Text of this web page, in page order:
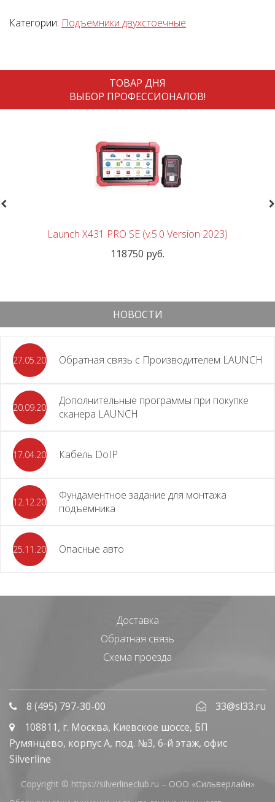
Категории: Подъемники двухстоечные
ТОВАР ДНЯ
ВЫБОР ПРОФЕССИОНАЛОВ!
Launch X431 PRO SE (v.5.0 Version 2023)
118750 руб.
НОВОСТИ
27.05.2026 Обратная связь с Производителем LAUNCH
20.09.2025
Дополнительные программы при покупке
сканера LAUNCH
17.04.2024 Кабель DoIP
12.12.2023
Фундаментное задание для монтажа
подъемника
25.11.2023 Опасные авто
Доставка
Обратная связь
Схема проезда
8 (495) 797-30-00
33@sl33.ru
108811, г. Москва, Киевское шоссе, БП
Румянцево, корпус А, под. №3, 6-й этаж, офис
Silverline
Copyright © https://silverlineclub.ru – ООО «Сильверлайн»